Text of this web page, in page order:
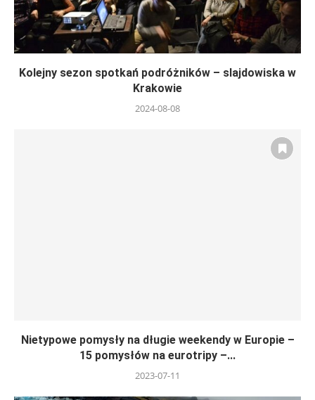
Kolejny sezon spotkań podróżników – slajdowiska w
Krakowie
2024-08-08
Nietypowe pomysły na długie weekendy w Europie –
15 pomysłów na eurotripy –...
2023-07-11